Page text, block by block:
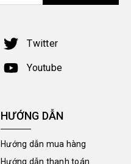
Twitter
Youtube
HƯỚNG DẪN
Hướng dẫn mua hàng
Hướng dẫn thanh toán